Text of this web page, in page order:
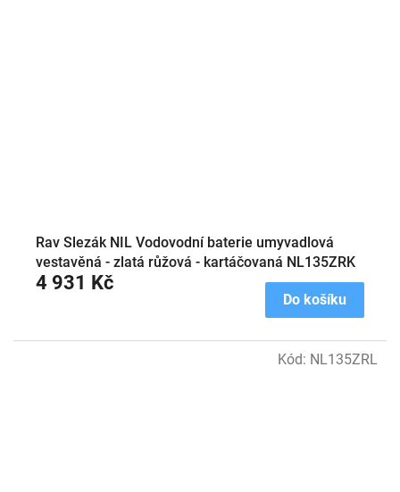
Rav Slezák NIL Vodovodní baterie umyvadlová
vestavěná - zlatá růžová - kartáčovaná NL135ZRK
4 931 Kč
Do košíku
Kód: NL135ZRL